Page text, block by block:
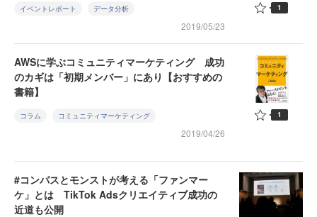
イベントレポート データ分析
2019/05/23
1
AWSに学ぶコミュニティマーケティング 成功
のカギは「初期メンバー」にあり【おすすめの
書籍】
コラム コミュニティマーケティング
2019/04/26
1
#コンパスとモンストが考える「ファンマー
ケ」とは TikTok Adsクリエイティブ成功の
近道も公開